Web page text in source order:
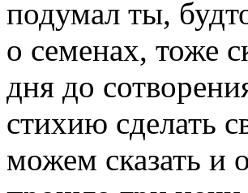
подумал ты,
о семенах, тоже
дня до
стихию сделать
можем сказать и